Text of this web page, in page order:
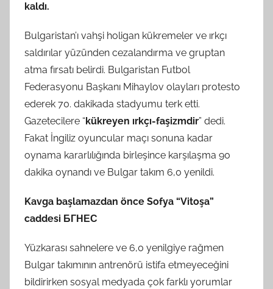
kaldı.
Bulgaristan’ı vahşi holigan kükremeler ve ırkçı
saldırılar yüzünden cezalandırma ve gruptan
atma fırsatı belirdi. Bulgaristan Futbol
Federasyonu Başkanı Mihaylov olayları protesto
ederek 70. dakikada stadyumu terk etti.
Gazetecilere “ kükreyen ırkçı-faşizmdir” dedi.
Fakat İngiliz oyuncular maçı sonuna kadar
oynama kararlılığında birleşince karşılaşma 90
dakika oynandı ve Bulgar takım 6,0 yenildi.
Kavga başlamazdan önce Sofya “Vitoşa”
caddesi БГНЕС
Yüzkarası sahnelere ve 6,0 yenilgiye rağmen
Bulgar takımının antrenörü istifa etmeyeceğini
bildirirken sosyal medyada çok farklı yorumlar